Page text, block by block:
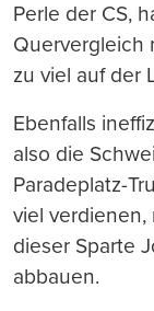
Perle der CS,
Quervergleich
zu viel auf der
Ebenfalls
also die
Paradeplatz-
viel verdienen,
dieser Sparte
abbauen.